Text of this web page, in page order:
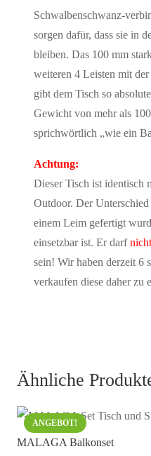
Schwalbenschwanz-
sorgen dafür, dass sie in
bleiben. Das 100 mm
weiteren 4 Leisten mit
gibt dem Tisch so
Gewicht von mehr als
sprichwörtlich „wie ein
Achtung:
Dieser Tisch ist identisch
Outdoor. Der
einem Leim gefertigt
einsetzbar ist. Er darfnicht
sein! Wir haben derzeit 6
verkaufen diese daher zu
Ähnliche
ANGEBOT!
MALAGA Balkonset